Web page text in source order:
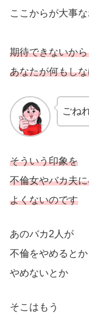
ここからが大事
期待できないか
あなたが何もし
ごね
そういう印象を
不倫女やバカ夫
よくないのです
あのバカ2人が
不倫をやめるとか
やめないとか
そこはもう